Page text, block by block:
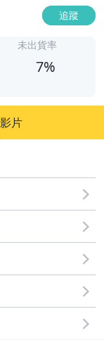
追蹤
未出貨率
7%
片